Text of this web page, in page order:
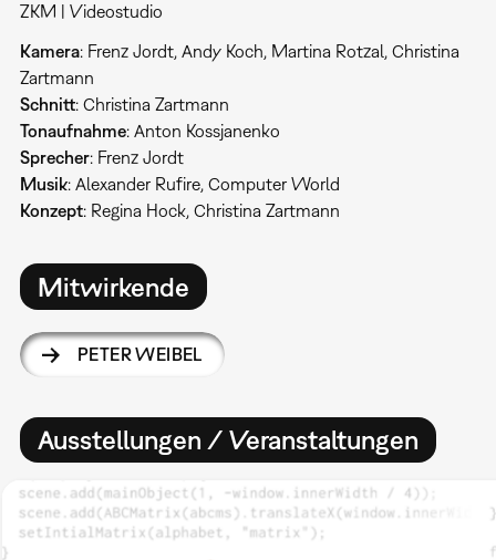
ZKM | Videostudio
Kamera: Frenz Jordt, Andy Koch, Martina Rotzal, Christina
Zartmann
Schnitt: Christina Zartmann
Tonaufnahme: Anton Kossjanenko
Sprecher: Frenz Jordt
Musik: Alexander Rufire, Computer World
Konzept: Regina Hock, Christina Zartmann
Mitwirkende
PETER WEIBEL
Ausstellungen / Veranstaltungen